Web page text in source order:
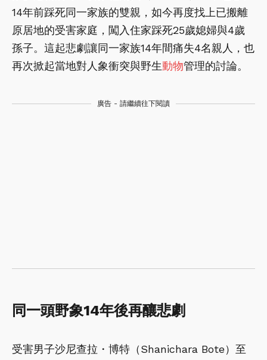
14年前踩死同一家族的雙親，如今再度找上已搬離
原居地的受害家庭，闖入住家踩死25歲媳婦與4歲
孫子。這起悲劇讓同一家族14年間痛失4名親人，也
再次掀起當地對人象衝突與野生動物管理的討論。
廣告 - 請繼續往下閱讀
同一頭野象14年後再釀悲劇
受害男子沙尼查拉・博特（Shanichara Bote）至